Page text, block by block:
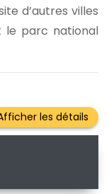
d’autres villes
le parc national